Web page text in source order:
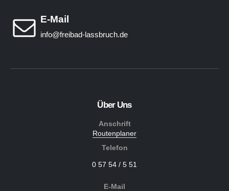
E-Mail
info@freibad-lassbruch.de
Über Uns
Anschrift
Routenplaner
Telefon
0 57 54 / 5 51
E-Mail